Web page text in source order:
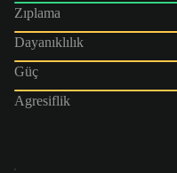
Zıplama
Dayanıklılık
Güç
Agresiflik